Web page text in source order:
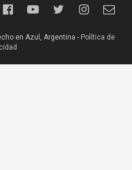
en Azul, Argentina - Política de